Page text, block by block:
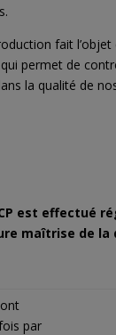
fait l’objet
permet de
la qualité de
est effectué
maîtrise de la
par